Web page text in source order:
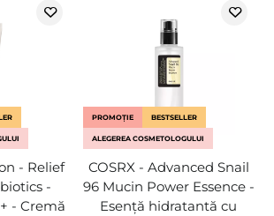
- Relief
-
- Cremă
PROMOȚIE BESTSELLER
ALEGEREA COSMETOLOGULUI
COSRX - Advanced Snail
96 Mucin Power Essence -
Esență hidratantă cu